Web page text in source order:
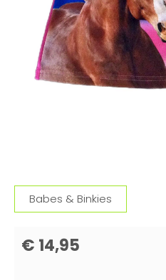
Babes & Binkies
€ 14,95